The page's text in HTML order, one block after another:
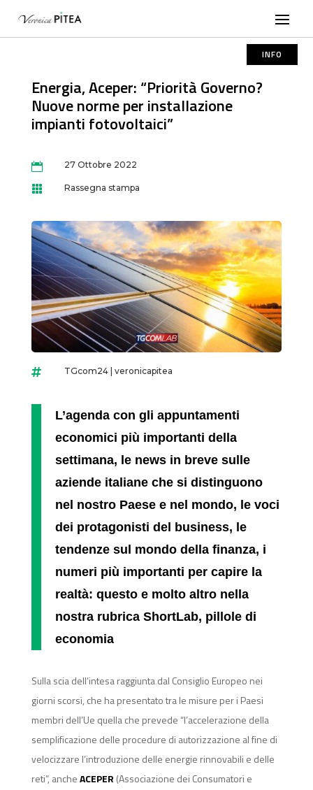
INFO
Energia, Aceper: “Priorità Governo?
Nuove norme per installazione
impianti fotovoltaici”
 27 Ottobre 2022
 Rassegna stampa
 TGcom24| veronicapitea
L’agenda con gli appuntamenti
economici più importanti della
settimana, le news in breve sulle
aziende italiane che si distinguono
nel nostro Paese e nel mondo, le voci
dei protagonisti del business, le
tendenze sul mondo della finanza, i
numeri più importanti per capire la
realtà: questo e molto altro nella
nostra rubrica ShortLab, pillole di
economia
Sulla scia dell’intesa raggiunta dal Consiglio Europeo nei
giorni scorsi, che ha presentato tra le misure per i Paesi
membri dell’Ue quella che prevede “l’accelerazione della
semplificazione delle procedure di autorizzazione al fine di
velocizzare l’introduzione delle energie rinnovabili e delle
reti”, ancheACEPER (Associazione dei Consumatori e